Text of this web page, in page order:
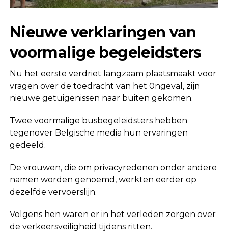
Nieuwe verklaringen van
voormalige begeleidsters
Nu het eerste verdriet langzaam plaatsmaakt voor
vragen over de toedracht van het 0ngeval, zijn
nieuwe getuigenissen naar buiten gekomen.
Twee voormalige busbegeleidsters hebben
tegenover Belgische media hun ervaringen
gedeeld.
De vrouwen, die om privacyredenen onder andere
namen worden genoemd, werkten eerder op
dezelfde vervoerslijn.
Volgens hen waren er in het verleden zorgen over
de verkeersveiligheid tijdens ritten.